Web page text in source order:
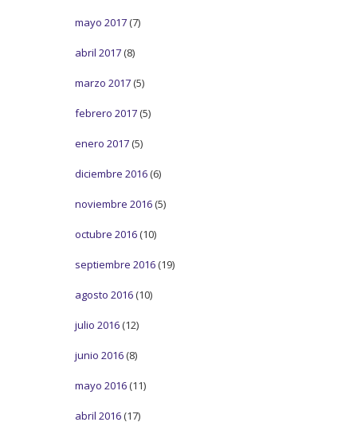
mayo 2017 (7)
abril 2017 (8)
marzo 2017 (5)
febrero 2017 (5)
enero 2017 (5)
diciembre 2016 (6)
noviembre 2016 (5)
octubre 2016 (10)
septiembre 2016 (19)
agosto 2016 (10)
julio 2016 (12)
junio 2016 (8)
mayo 2016 (11)
abril 2016 (17)